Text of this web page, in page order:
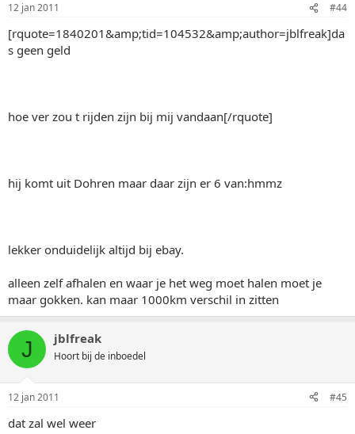
12 jan 2011 #44
[rquote=1840201&amp;tid=104532&amp;author=jblfreak]da
s geen geld
hoe ver zou t rijden zijn bij mij vandaan[/rquote]
hij komt uit Dohren maar daar zijn er 6 van:hmmz
lekker onduidelijk altijd bij ebay.
alleen zelf afhalen en waar je het weg moet halen moet je
maar gokken. kan maar 1000km verschil in zitten
J jblfreak
Hoort bij de inboedel
12 jan 2011 #45
dat zal wel weer